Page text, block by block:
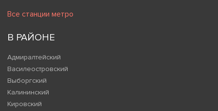
Все станции метро
В РАЙОНЕ
Адмиралтейский
Василеостровский
Выборгский
Калининский
Кировский